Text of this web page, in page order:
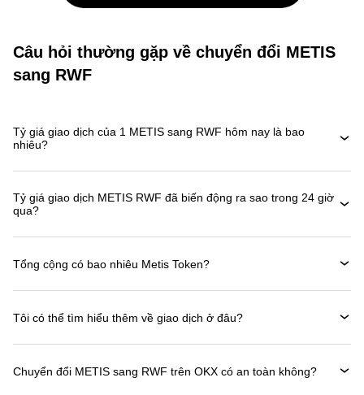
Câu hỏi thường gặp về chuyển đổi METIS
sang RWF
Tỷ giá giao dịch của 1 METIS sang RWF hôm nay là bao
nhiêu?
Tỷ giá giao dịch METIS RWF đã biến động ra sao trong 24 giờ
qua?
Tổng cộng có bao nhiêu Metis Token?
Tôi có thể tìm hiểu thêm về giao dịch ở đâu?
Chuyển đổi METIS sang RWF trên OKX có an toàn không?